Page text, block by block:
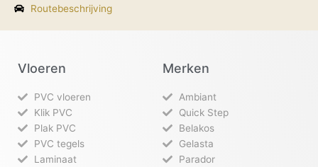
Routebeschrijving
Vloeren
PVC vloeren
Klik PVC
Plak PVC
PVC tegels
Laminaat
Merken
Ambiant
Quick Step
Belakos
Gelasta
Parador